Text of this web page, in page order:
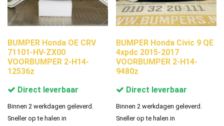
BUMPER Honda OE CRV
71101-HV-ZX00
VOORBUMPER 2-H14-
12536z
Direct leverbaar
Binnen 2 werkdagen geleverd.
Sneller op te halen in
BUMPER Honda Civic 9 QE
4xpdc 2015-2017
VOORBUMPER 2-H14-
9480z
Direct leverbaar
Binnen 2 werkdagen geleverd.
Sneller op te halen in